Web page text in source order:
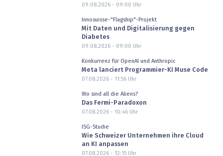
09.08.2026 - 09:00 Uhr
Innosuisse-"Flagship"-Projekt
Mit Daten und Digitalisierung gegen
Diabetes
09.08.2026 - 09:00 Uhr
Konkurrenz für OpenAI und Anthropic
Meta lanciert Programmier-KI Muse Code
07.08.2026 - 11:56Uhr
Wo sind all die Aliens?
Das Fermi-Paradoxon
07.08.2026 - 10:46Uhr
ISG-Studie
Wie Schweizer Unternehmen ihre Cloud
an KI anpassen
07.08.2026 - 12:15Uhr